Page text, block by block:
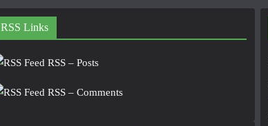
RSS Links
RSS – Posts
RSS – Comments